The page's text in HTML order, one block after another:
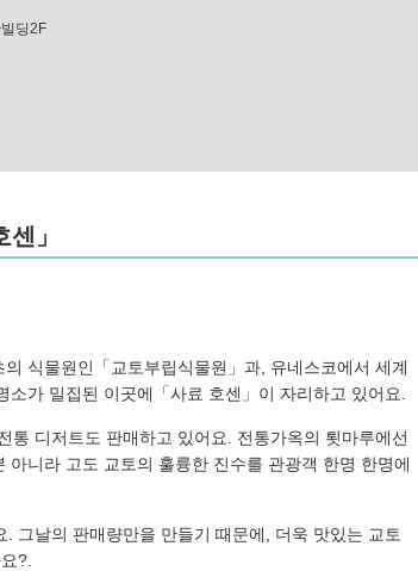
딩2F
」
식물원인「교토부립식물원」과, 유네스코에서 세계
가 밀집된 이곳에「사료 호센」이 자리하고 있어요.
통 디저트도 판매하고 있어요. 전통가옥의 툇마루에선
니라 고도 교토의 훌륭한 진수를 관광객 한명 한명에
그날의 판매량만을 만들기 때문에, 더욱 맛있는 교토
?.